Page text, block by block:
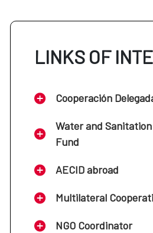
LINKS OF
Cooperación
Water and
Fund
AECID abroad
Multilateral
NGO Coordinator